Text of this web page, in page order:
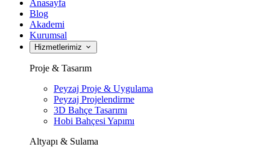
Anasayfa
Blog
Akademi
Kurumsal
Hizmetlerimiz
Proje & Tasarım
Peyzaj Proje & Uygulama
Peyzaj Projelendirme
3D Bahçe Tasarımı
Hobi Bahçesi Yapımı
Altyapı & Sulama